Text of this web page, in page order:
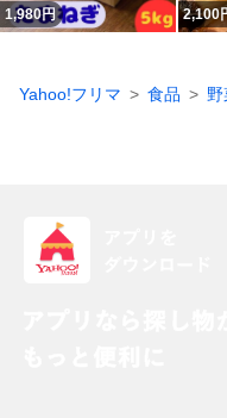
1,980円 2,100
Yahoo!フリマ 食品 野